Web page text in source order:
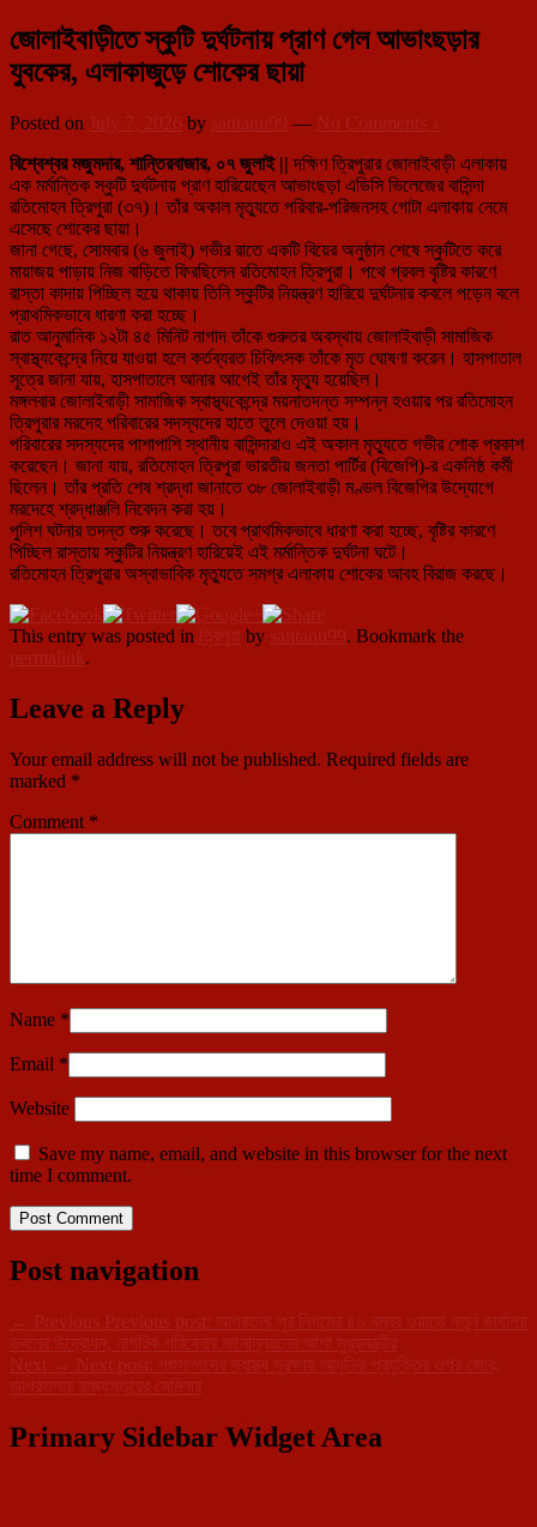
জোলাইবাড়ীতে স্কুটি দুর্ঘটনায় প্রাণ গেল আভাংছড়ার
যুবকের, এলাকাজুড়ে শোকের ছায়া
Posted on July 7, 2026 by santanu99 — No Comments ↓
বিশ্বেশ্বর মজুমদার, শান্তিরবাজার, ০৭ জুলাই || দক্ষিণ ত্রিপুরার জোলাইবাড়ী এলাকায়
এক মর্মান্তিক স্কুটি দুর্ঘটনায় প্রাণ হারিয়েছেন আভাংছড়া এডিসি ভিলেজের বাসিন্দা
রতিমোহন ত্রিপুরা (৩৭)। তাঁর অকাল মৃত্যুতে পরিবার-পরিজনসহ গোটা এলাকায় নেমে
এসেছে শোকের ছায়া।
জানা গেছে, সোমবার (৬ জুলাই) গভীর রাতে একটি বিয়ের অনুষ্ঠান শেষে স্কুটিতে করে
মায়াজয় পাড়ায় নিজ বাড়িতে ফিরছিলেন রতিমোহন ত্রিপুরা। পথে প্রবল বৃষ্টির কারণে
রাস্তা কাদায় পিচ্ছিল হয়ে থাকায় তিনি স্কুটির নিয়ন্ত্রণ হারিয়ে দুর্ঘটনার কবলে পড়েন বলে
প্রাথমিকভাবে ধারণা করা হচ্ছে।
রাত আনুমানিক ১২টা ৪৫ মিনিট নাগাদ তাঁকে গুরুতর অবস্থায় জোলাইবাড়ী সামাজিক
স্বাস্থ্যকেন্দ্রে নিয়ে যাওয়া হলে কর্তব্যরত চিকিৎসক তাঁকে মৃত ঘোষণা করেন। হাসপাতাল
সূত্রে জানা যায়, হাসপাতালে আনার আগেই তাঁর মৃত্যু হয়েছিল।
মঙ্গলবার জোলাইবাড়ী সামাজিক স্বাস্থ্যকেন্দ্রে ময়নাতদন্ত সম্পন্ন হওয়ার পর রতিমোহন
ত্রিপুরার মরদেহ পরিবারের সদস্যদের হাতে তুলে দেওয়া হয়।
পরিবারের সদস্যদের পাশাপাশি স্থানীয় বাসিন্দারাও এই অকাল মৃত্যুতে গভীর শোক প্রকাশ
করেছেন। জানা যায়, রতিমোহন ত্রিপুরা ভারতীয় জনতা পার্টির (বিজেপি)-র একনিষ্ঠ কর্মী
ছিলেন। তাঁর প্রতি শেষ শ্রদ্ধা জানাতে ৩৮ জোলাইবাড়ী মণ্ডল বিজেপির উদ্যোগে
মরদেহে শ্রদ্ধাঞ্জলি নিবেদন করা হয়।
পুলিশ ঘটনার তদন্ত শুরু করেছে। তবে প্রাথমিকভাবে ধারণা করা হচ্ছে, বৃষ্টির কারণে
পিচ্ছিল রাস্তায় স্কুটির নিয়ন্ত্রণ হারিয়েই এই মর্মান্তিক দুর্ঘটনা ঘটে।
রতিমোহন ত্রিপুরার অস্বাভাবিক মৃত্যুতে সমগ্র এলাকায় শোকের আবহ বিরাজ করছে।
This entry was posted in ত্রিপুরা by santanu99. Bookmark the
permalink.
Leave a Reply
Your email address will not be published. Required fields are
marked *
Comment *
Name *
Email *
Website
Save my name, email, and website in this browser for the next
time I comment.
Post navigation
← Previous Previous post:
আগরতলা পুর নিগমের ৪০ নম্বর ওয়ার্ডে নতুন কার্যালয়
ভবনের উদ্বোধন, নাগরিক পরিষেবার মানোন্নয়নের আশা মুখ্যমন্ত্রীর
Next → Next post:
পশুসম্পদের স্বাস্থ্য সুরক্ষায় আধুনিক প্রযুক্তির ওপর জোর,
আগরতলায় রাজ্যস্তরের সেমিনার
Primary Sidebar Widget Area